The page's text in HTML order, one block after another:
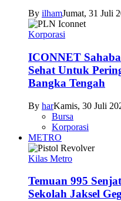
By ilhamJumat, 31 Juli
Korporasi
ICONNET
Sehat Untuk
Bangka Tengah
By harKamis, 30 Juli
Bursa
Korporasi
METRO
Kilas Metro
Temuan 995
Sekolah Jaksel